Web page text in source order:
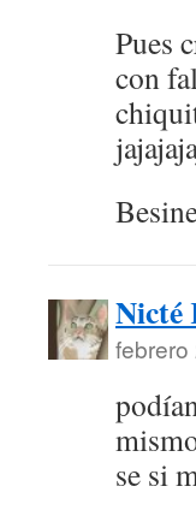
Pues
con
Nicté
febrero
se si